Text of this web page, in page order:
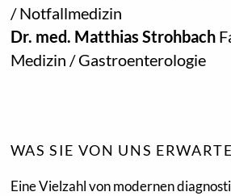
/ Notfallmedizin
Dr. med. Matthias Strohbach
Medizin / Gastroenterologie
WAS SIE VON UNS
Eine Vielzahl von modernen